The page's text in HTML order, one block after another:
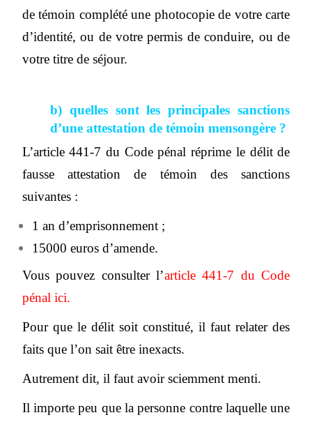
de témoin complété une photocopie de votre carte
d’identité, ou de votre permis de conduire, ou de
votre titre de séjour.
b) quelles sont les principales sanctions
d’une attestation de témoin mensongère ?
L’article 441-7 du Code pénal réprime le délit de
fausse attestation de témoin des sanctions
suivantes :
1 an d’emprisonnement ;
15000 euros d’amende.
Vous pouvez consulter l’article 441-7 du Code
pénal ici.
Pour que le délit soit constitué, il faut relater des
faits que l’on sait être inexacts.
Autrement dit, il faut avoir sciemment menti.
Il importe peu que la personne contre laquelle une